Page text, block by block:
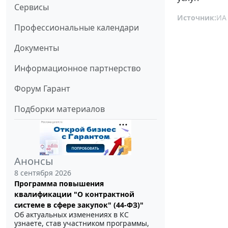
Сервисы
Профессиональные календари
Документы
Информационное партнерство
Форум Гарант
Подборки материалов
Анонсы
8 сентября 2026
Программа повышения
квалификации "О контрактной
системе в сфере закупок" (44-ФЗ)"
Об актуальных изменениях в КС
узнаете, став участником программы,
Источник:ИА